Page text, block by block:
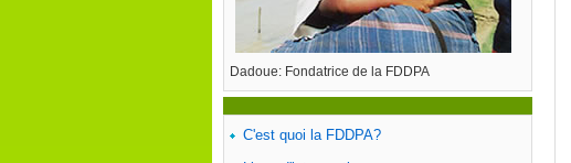
Dadoue: Fondatrice de la FDDPA
C'est quoi la FDDPA?